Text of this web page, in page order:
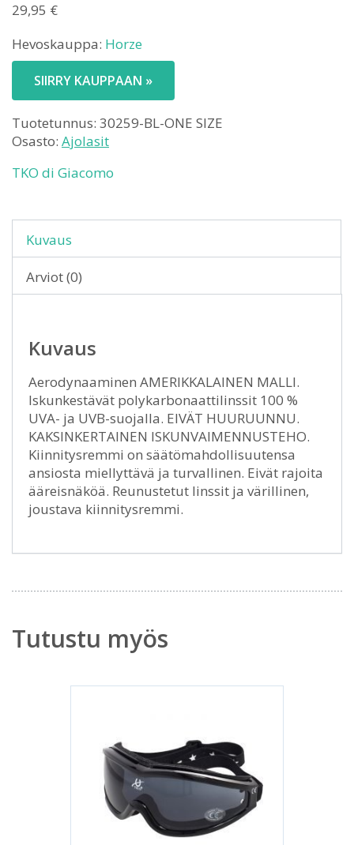
29,95 €
Hevoskauppa: Horze
SIIRRY KAUPPAAN »
Tuotetunnus: 30259-BL-ONE SIZE
Osasto: Ajolasit
TKO di Giacomo
Kuvaus
Arviot (0)
Kuvaus
Aerodynaaminen AMERIKKALAINEN MALLI.
Iskunkestävät polykarbonaattilinssit 100 %
UVA- ja UVB-suojalla. EIVÄT HUURUUNNU.
KAKSINKERTAINEN ISKUNVAIMENNUSTEHO.
Kiinnitysremmi on säätömahdollisuutensa
ansiosta miellyttävä ja turvallinen. Eivät rajoita
ääreisnäköä. Reunustetut linssit ja värillinen,
joustava kiinnitysremmi.
Tutustu myös